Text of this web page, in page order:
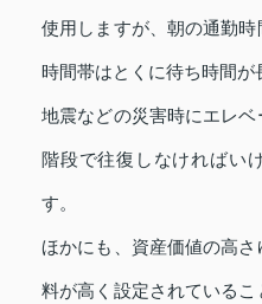
使用しますが、朝の通勤
時間帯はとくに待ち時間が
地震などの災害時にエレベ
階段で往復しなければい
す。
ほかにも、資産価値の高
料が高く設定されている